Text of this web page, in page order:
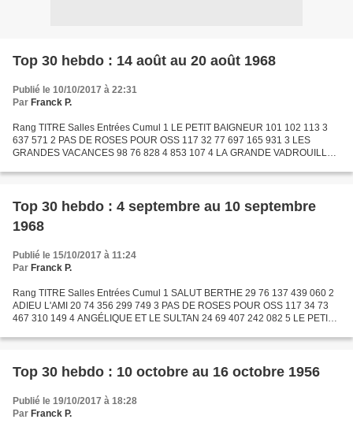
Top 30 hebdo : 14 août au 20 août 1968
Publié le 10/10/2017 à 22:31
Par Franck P.
Rang TITRE Salles Entrées Cumul 1 LE PETIT BAIGNEUR 101 102 113 3
637 571 2 PAS DE ROSES POUR OSS 117 32 77 697 165 931 3 LES
GRANDES VACANCES 98 76 828 4 853 107 4 LA GRANDE VADROUILLE
Top 30 hebdo : 4 septembre au 10 septembre
1968
Publié le 15/10/2017 à 11:24
Par Franck P.
Rang TITRE Salles Entrées Cumul 1 SALUT BERTHE 29 76 137 439 060 2
ADIEU L'AMI 20 74 356 299 749 3 PAS DE ROSES POUR OSS 117 34 73
467 310 149 4 ANGÉLIQUE ET LE SULTAN 24 69 407 242 082 5 LE PETIT
Top 30 hebdo : 10 octobre au 16 octobre 1956
Publié le 19/10/2017 à 18:28
Par Franck P.